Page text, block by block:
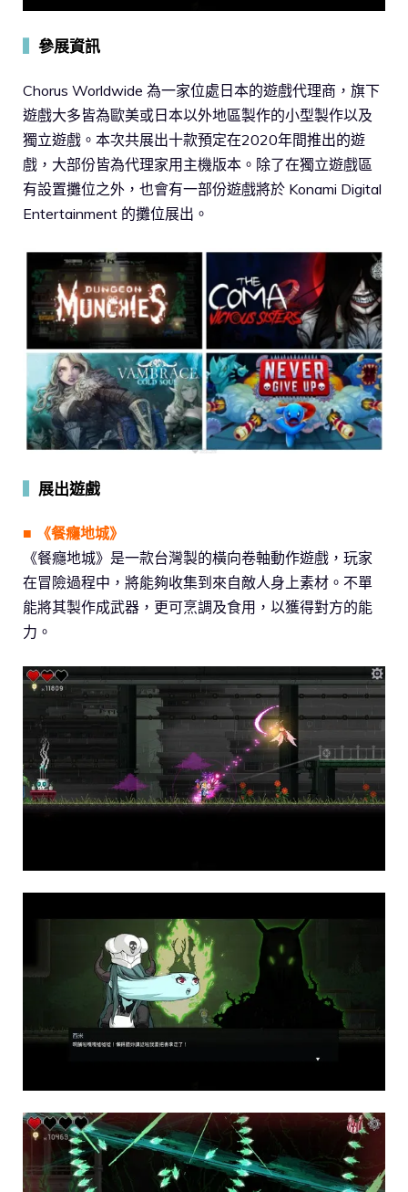
參展資訊
Chorus Worldwide 為一家位處日本的遊戲代理商，旗下
遊戲大多皆為歐美或日本以外地區製作的小型製作以及
獨立遊戲。本次共展出十款預定在2020年間推出的遊
戲，大部份皆為代理家用主機版本。除了在獨立遊戲區
有設置攤位之外，也會有一部份遊戲將於 Konami Digital
Entertainment 的攤位展出。
展出遊戲
■ 《餐癮地城》
《餐癮地城》是一款台灣製的橫向卷軸動作遊戲，玩家
在冒險過程中，將能夠收集到來自敵人身上素材。不單
能將其製作成武器，更可烹調及食用，以獲得對方的能
力。